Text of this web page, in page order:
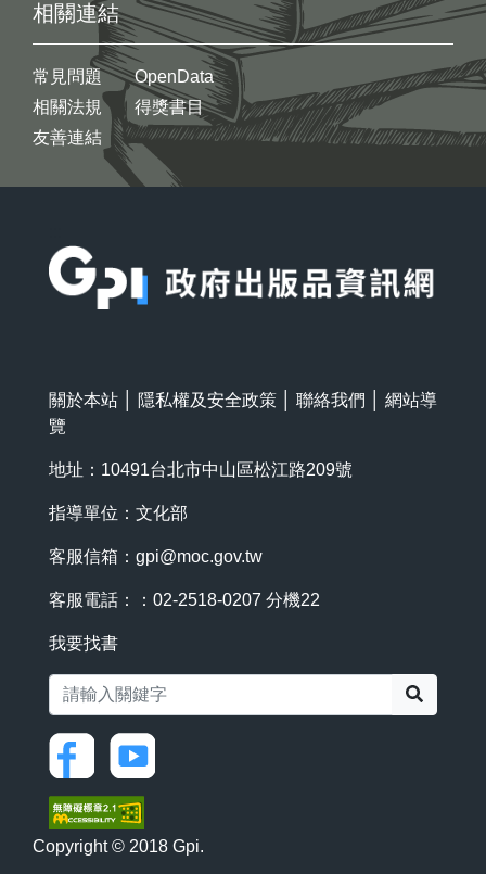
相關連結
常見問題
相關法規
友善連結
OpenData
得獎書目
關於本站 隱私權及安全政策 聯絡我們
網站導
覽
地址：10491台北市中山區松江路209號
指導單位：文化部
客服信箱： gpi@moc.gov.tw
客服電話：：02-2518-0207 分機22
我要找書
Copyright © 2018 Gpi.